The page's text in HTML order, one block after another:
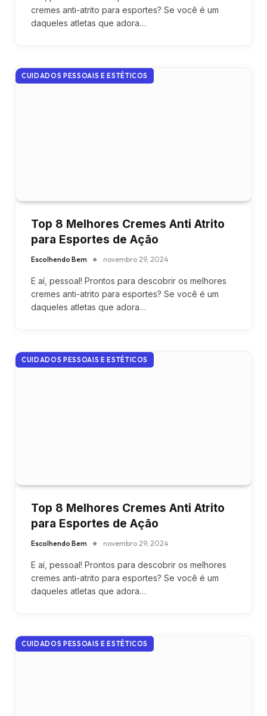
cremes anti-atrito para esportes? Se você é um
daqueles atletas que adora…
CUIDADOS PESSOAIS E ESTÉTICOS
Top 8 Melhores Cremes Anti Atrito
para Esportes de Ação
Escolhendo Bem novembro 29, 2024
E aí, pessoal! Prontos para descobrir os melhores
cremes anti-atrito para esportes? Se você é um
daqueles atletas que adora…
CUIDADOS PESSOAIS E ESTÉTICOS
Top 8 Melhores Cremes Anti Atrito
para Esportes de Ação
Escolhendo Bem novembro 29, 2024
E aí, pessoal! Prontos para descobrir os melhores
cremes anti-atrito para esportes? Se você é um
daqueles atletas que adora…
CUIDADOS PESSOAIS E ESTÉTICOS